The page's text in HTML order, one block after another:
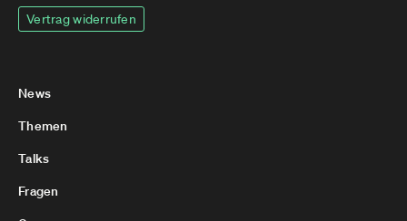
Vertrag widerrufen
News
Themen
Talks
Fragen